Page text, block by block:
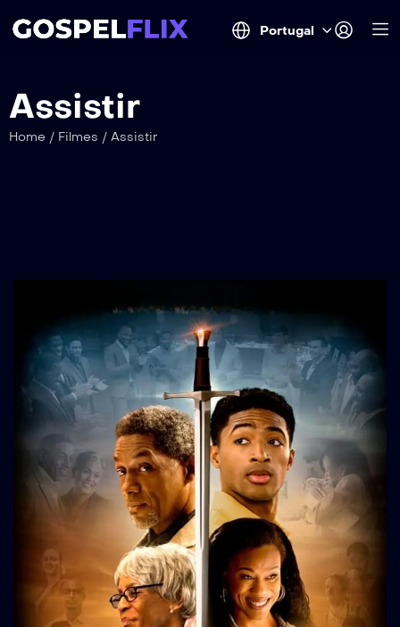
Portugal
Assistir
Home / Filmes / Assistir